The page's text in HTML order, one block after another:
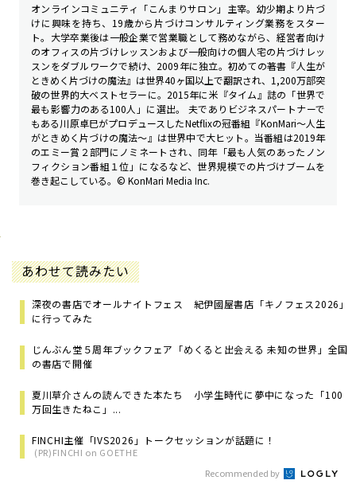
オンラインコミュニティ「こんまりサロン」主宰。幼少期より片づ
けに興味を持ち、19歳から片づけコンサルティング業務をスター
ト。大学卒業後は一般企業で営業職として務めながら、経営者向け
のオフィスの片づけレッスンおよび一般向けの個人宅の片づけレッ
スンをダブルワークで続け、2009年に独立。初めての著書『人生が
ときめく片づけの魔法』は世界40ヶ国以上で翻訳され、1,200万部突
破の世界的大ベストセラーに。2015年に米『タイム』誌の「世界で
最も影響力のある100人」に選出。 夫でありビジネスパートナーで
もある川原卓巳がプロデュースしたNetflixの冠番組『KonMari〜人生
がときめく片づけの魔法〜』は世界中で大ヒット。当番組は2019年
のエミー賞２部門にノミネートされ、同年「最も人気のあったノン
フィクション番組１位」になるなど、世界規模での片づけブームを
巻き起こしている。© KonMari Media Inc.
あわせて読みたい
深夜の書店でオールナイトフェス 紀伊國屋書店「キノフェス2026」
に行ってみた
じんぶん堂５周年ブックフェア「めくると出会える 未知の世界」全国
の書店で開催
夏川草介さんの読んできた本たち 小学生時代に夢中になった「100
万回生きたねこ」...
FINCHI主催「IVS2026」トークセッションが話題に！
(PR)FINCHI on GOETHE
Recommended by